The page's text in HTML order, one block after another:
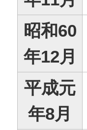
昭和60
年12月
平成元
年8月